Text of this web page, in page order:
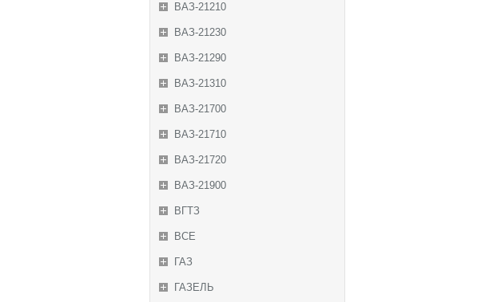
ВАЗ-21210
ВАЗ-21230
ВАЗ-21290
ВАЗ-21310
ВАЗ-21700
ВАЗ-21710
ВАЗ-21720
ВАЗ-21900
ВГТЗ
ВСЕ
ГАЗ
ГАЗЕЛЬ